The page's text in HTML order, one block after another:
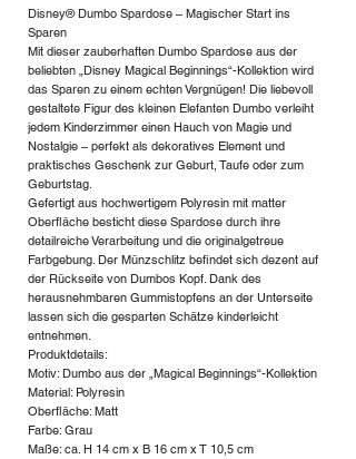
Disney® Dumbo Spardose – Magischer Start ins
Sparen
Mit dieser zauberhaften Dumbo Spardose aus der
beliebten „Disney Magical Beginnings“-Kollektion wird
das Sparen zu einem echten Vergnügen! Die liebevoll
gestaltete Figur des kleinen Elefanten Dumbo verleiht
jedem Kinderzimmer einen Hauch von Magie und
Nostalgie – perfekt als dekoratives Element und
praktisches Geschenk zur Geburt, Taufe oder zum
Geburtstag.
Gefertigt aus hochwertigem Polyresin mit matter
Oberfläche besticht diese Spardose durch ihre
detailreiche Verarbeitung und die originalgetreue
Farbgebung. Der Münzschlitz befindet sich dezent auf
der Rückseite von Dumbos Kopf. Dank des
herausnehmbaren Gummistopfens an der Unterseite
lassen sich die gesparten Schätze kinderleicht
entnehmen.
Produktdetails:
Motiv: Dumbo aus der „Magical Beginnings“-Kollektion
Material: Polyresin
Oberfläche: Matt
Farbe: Grau
Maße: ca. H 14 cm x B 16 cm x T 10,5 cm